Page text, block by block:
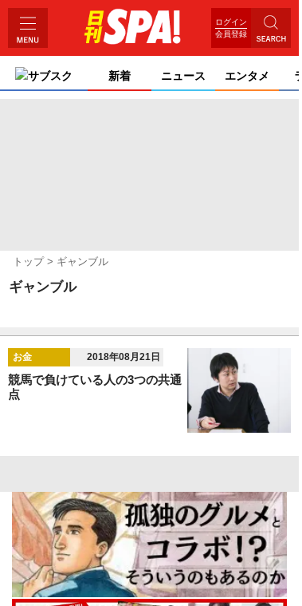
ログイン
会員登録
サブスク 新着 ニュース エンタメ
トップ ギャンブル
ギャンブル
お金 2018年08月21日
競馬で負けている人の3つの共通
点